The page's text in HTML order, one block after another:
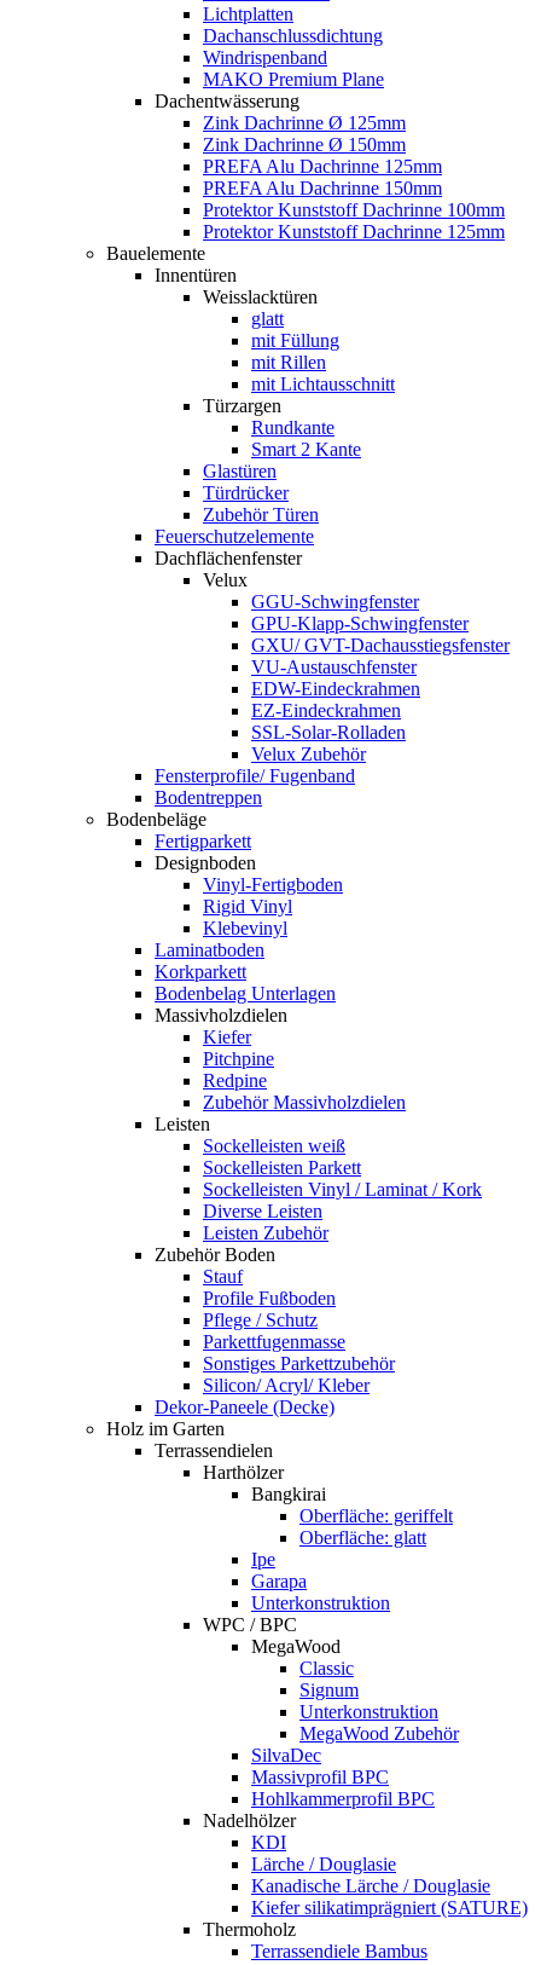
Lichtplatten
Dachanschlussdichtung
Windrispenband
MAKO Premium Plane
Dachentwässerung
Zink Dachrinne Ø 125mm
Zink Dachrinne Ø 150mm
PREFA Alu Dachrinne 125mm
PREFA Alu Dachrinne 150mm
Protektor Kunststoff Dachrinne 100mm
Protektor Kunststoff Dachrinne 125mm
Bauelemente
Innentüren
Weisslacktüren
glatt
mit Füllung
mit Rillen
mit Lichtausschnitt
Türzargen
Rundkante
Smart 2 Kante
Glastüren
Türdrücker
Zubehör Türen
Feuerschutzelemente
Dachflächenfenster
Velux
GGU-Schwingfenster
GPU-Klapp-Schwingfenster
GXU/ GVT-Dachausstiegsfenster
VU-Austauschfenster
EDW-Eindeckrahmen
EZ-Eindeckrahmen
SSL-Solar-Rolladen
Velux Zubehör
Fensterprofile/ Fugenband
Bodentreppen
Bodenbeläge
Fertigparkett
Designboden
Vinyl-Fertigboden
Rigid Vinyl
Klebevinyl
Laminatboden
Korkparkett
Bodenbelag Unterlagen
Massivholzdielen
Kiefer
Pitchpine
Redpine
Zubehör Massivholzdielen
Leisten
Sockelleisten weiß
Sockelleisten Parkett
Sockelleisten Vinyl / Laminat / Kork
Diverse Leisten
Leisten Zubehör
Zubehör Boden
Stauf
Profile Fußboden
Pflege / Schutz
Parkettfugenmasse
Sonstiges Parkettzubehör
Silicon/ Acryl/ Kleber
Dekor-Paneele (Decke)
Holz im Garten
Terrassendielen
Harthölzer
Bangkirai
Oberfläche: geriffelt
Oberfläche: glatt
Ipe
Garapa
Unterkonstruktion
WPC / BPC
MegaWood
Classic
Signum
Unterkonstruktion
MegaWood Zubehör
SilvaDec
Massivprofil BPC
Hohlkammerprofil BPC
Nadelhölzer
KDI
Lärche / Douglasie
Kanadische Lärche / Douglasie
Kiefer silikatimprägniert (SATURE)
Thermoholz
Terrassendiele Bambus